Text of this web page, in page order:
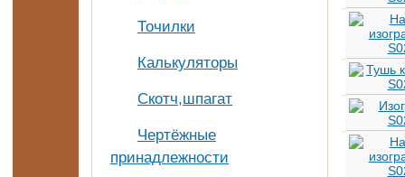
Точилки
Калькуляторы
Скотч,шпагат
Чертёжные
принадлежности